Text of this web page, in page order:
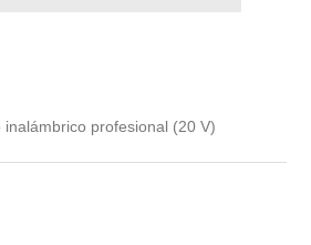
profesional (20 V)